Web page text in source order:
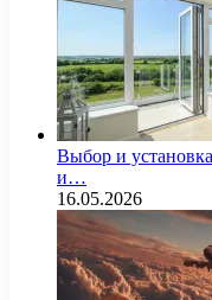
Выбор и
и…
16.05.2026